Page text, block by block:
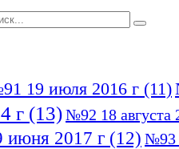
19 июля 2016 г (11)
г (13)№92 18 августа
2017 г (12) №93